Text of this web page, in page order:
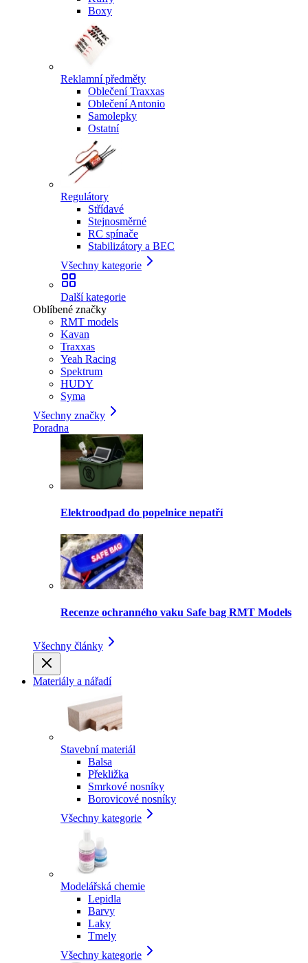
Boxy
Reklamní předměty
Oblečení Traxxas
Oblečení Antonio
Samolepky
Ostatní
Regulátory
Střídavé
Stejnosměrné
RC spínače
Stabilizátory a BEC
Všechny kategorie
Další kategorie
Oblíbené značky
RMT models
Kavan
Traxxas
Yeah Racing
Spektrum
HUDY
Syma
Všechny značky
Poradna
Elektroodpad do popelnice nepatří
Recenze ochranného vaku Safe bag RMT Models
Všechny články
Materiály a nářadí
Stavební materiál
Balsa
Překližka
Smrkové nosníky
Borovicové nosníky
Všechny kategorie
Modelářská chemie
Lepidla
Barvy
Laky
Tmely
Všechny kategorie